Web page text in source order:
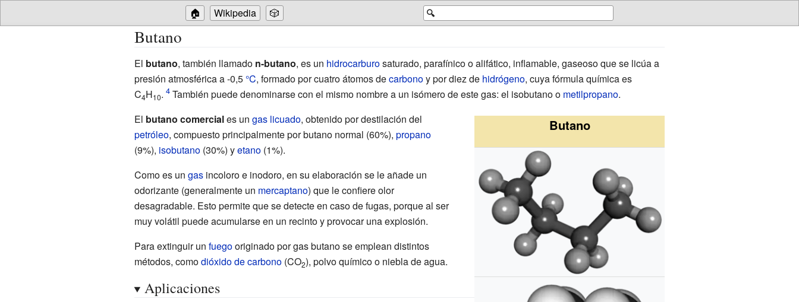
🔍
🏠 Wikipedia 🎲
Butano
El butano, también llamado n-butano, es un hidrocarburosaturado, parafínico o alifático, inflamable, gaseoso que se licúa a
presión atmosférica a -0,5 °C, formado por cuatro átomos decarbonoy por diez de hidrógeno, cuya fórmula química es
C4H10. También puede denominarse con el mismo nombre a un isómero de este gas: el isobutano o metilpropano.
Butano
El butano comerciales un gas licuado, obtenido por destilación del
petróleo, compuesto principalmente por butano normal (60%), propano
(9%), isobutano(30%) yetano(1%).
Como es un gasincoloro e inodoro, en su elaboración se le añade un
odorizante (generalmente un mercaptano) que le confiere olor
desagradable. Esto permite que se detecte en caso de fugas, porque al ser
muy volátil puede acumularse en un recinto y provocar una explosión.
Para extinguir un fuegooriginado por gas butano se emplean distintos
métodos, comodióxido de carbono(CO2), polvo químico o niebla de agua.
Aplicaciones